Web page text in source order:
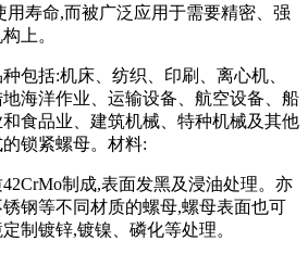
用寿命,而被广泛应用于需要精密、强
上。
包括:机床、纺织、印刷、离心机、
海洋作业、运输设备、航空设备、船
食品业、建筑机械、特种机械及其他
锁紧螺母。材料:
制成,表面发黑及浸油处理。亦
钢等不同材质的螺母,螺母表面也可
制镀锌,镀镍、磷化等处理。